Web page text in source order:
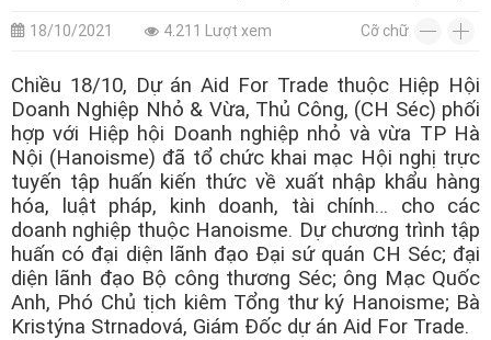
ĐĂNG NHẬP
Quên mật khẩu
Tài khoản *
Mật khẩu * Nhập lại mật khẩu *
Công ty *
Chức vụ *
18/10/2021 4.211 Lượt xem Cỡ chữ
Chiều 18/10, Dự án Aid For Trade thuộc Hiệp Hội
Doanh Nghiệp Nhỏ & Vừa, Thủ Công, (CH Séc) phối
hợp với Hiệp hội Doanh nghiệp nhỏ và vừa TP Hà
Nội (Hanoisme) đã tổ chức khai mạc Hội nghị trực
tuyến tập huấn kiến thức về xuất nhập khẩu hàng
hóa, luật pháp, kinh doanh, tài chính… cho các
doanh nghiệp thuộc Hanoisme. Dự chương trình tập
huấn có đại diện lãnh đạo Đại sứ quán CH Séc; đại
diện lãnh đạo Bộ công thương Séc; ông Mạc Quốc
Anh, Phó Chủ tịch kiêm Tổng thư ký Hanoisme; Bà
Kristýna Strnadová, Giám Đốc dự án Aid For Trade.